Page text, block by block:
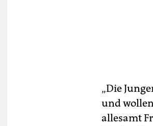
„Die
und
allesamt